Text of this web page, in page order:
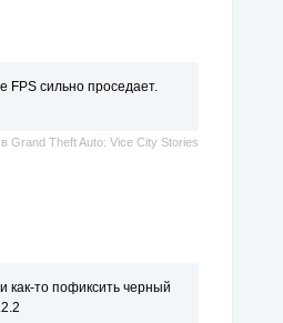
FPS сильно проседает.
вGrand Theft Auto: Vice City Stories
как-то пофиксить черный